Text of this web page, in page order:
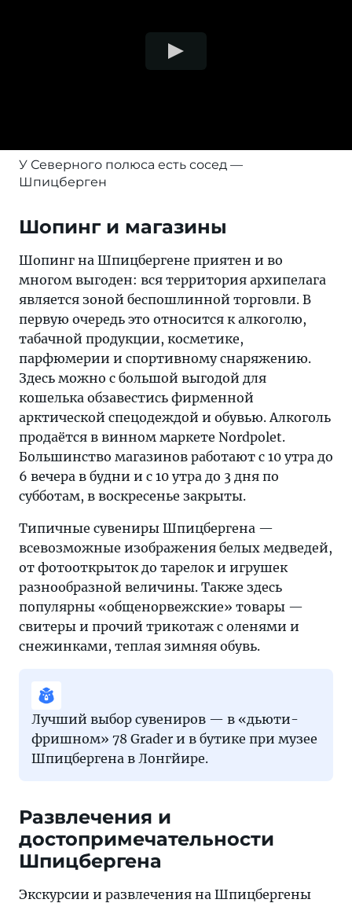
У Северного полюса есть сосед —
Шпицберген
Шопинг и магазины
Шопинг на Шпицбергене приятен и во
многом выгоден: вся территория архипелага
является зоной беспошлинной торговли. В
первую очередь это относится к алкоголю,
табачной продукции, косметике,
парфюмерии и спортивному снаряжению.
Здесь можно с большой выгодой для
кошелька обзавестись фирменной
арктической спецодеждой и обувью. Алкоголь
продаётся в винном маркете Nordpolet.
Большинство магазинов работают с 10 утра до
6 вечера в будни и с 10 утра до 3 дня по
субботам, в воскресенье закрыты.
Типичные сувениры Шпицбергена —
всевозможные изображения белых медведей,
от фотооткрыток до тарелок и игрушек
разнообразной величины. Также здесь
популярны «общенорвежские» товары —
свитеры и прочий трикотаж с оленями и
снежинками, теплая зимняя обувь.
Лучший выбор сувениров — в «дьюти-
фришном» 78 Grader и в бутике при музее
Шпицбергена в Лонгйире.
Развлечения и
достопримечательности
Шпицбергена
Экскурсии и развлечения на Шпицбергены